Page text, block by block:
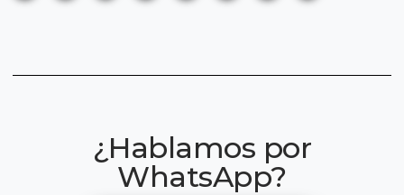
¿Hablamos por
WhatsApp?